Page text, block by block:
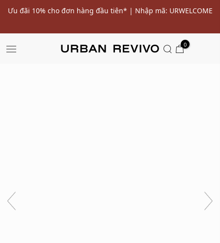
Ưu đãi 10% cho đơn hàng đầu tiên* | Nhập mã: URWELCOME
0
SALE